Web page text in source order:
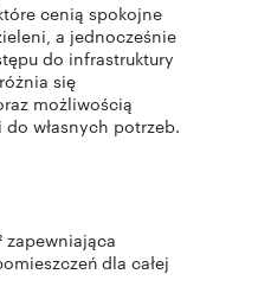
cenią spokojne
a jednocześnie
do infrastruktury
się
możliwością
własnych potrzeb.
zapewniająca
dla całej